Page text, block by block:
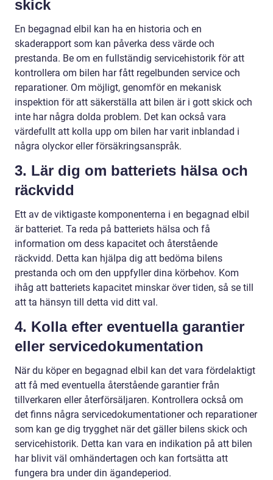
skick
En begagnad elbil kan ha en historia och en
skaderapport som kan påverka dess värde och
prestanda. Be om en fullständig servicehistorik för att
kontrollera om bilen har fått regelbunden service och
reparationer. Om möjligt, genomför en mekanisk
inspektion för att säkerställa att bilen är i gott skick och
inte har några dolda problem. Det kan också vara
värdefullt att kolla upp om bilen har varit inblandad i
några olyckor eller försäkringsanspråk.
3. Lär dig om batteriets hälsa och
räckvidd
Ett av de viktigaste komponenterna i en begagnad elbil
är batteriet. Ta reda på batteriets hälsa och få
information om dess kapacitet och återstående
räckvidd. Detta kan hjälpa dig att bedöma bilens
prestanda och om den uppfyller dina körbehov. Kom
ihåg att batteriets kapacitet minskar över tiden, så se till
att ta hänsyn till detta vid ditt val.
4. Kolla efter eventuella garantier
eller servicedokumentation
När du köper en begagnad elbil kan det vara fördelaktigt
att få med eventuella återstående garantier från
tillverkaren eller återförsäljaren. Kontrollera också om
det finns några servicedokumentationer och reparationer
som kan ge dig trygghet när det gäller bilens skick och
servicehistorik. Detta kan vara en indikation på att bilen
har blivit väl omhändertagen och kan fortsätta att
fungera bra under din ägandeperiod.